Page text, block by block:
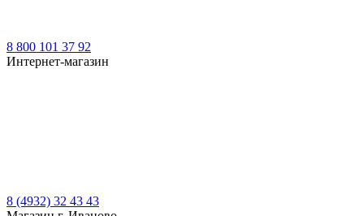
8 800 101 37 92
Интернет-магазин
8 (4932) 32 43 43